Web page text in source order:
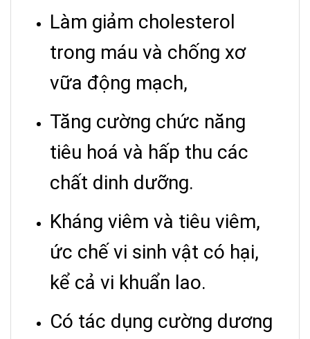
Làm giảm cholesterol
trong máu và chống xơ
vữa động mạch,
Tăng cường chức năng
tiêu hoá và hấp thu các
chất dinh dưỡng.
Kháng viêm và tiêu viêm,
ức chế vi sinh vật có hại,
kể cả vi khuẩn lao.
Có tác dụng cường dương